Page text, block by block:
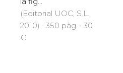
(Editorial UOC, S.L.,
2010) · 350 pàg. · 30
€